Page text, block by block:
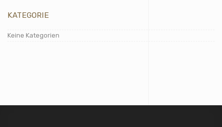
KATEGORIE
Keine Kategorien